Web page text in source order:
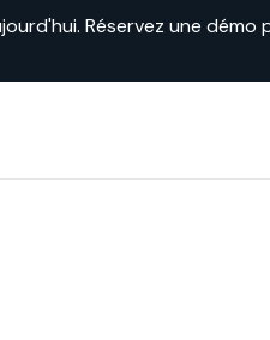
Réservez une